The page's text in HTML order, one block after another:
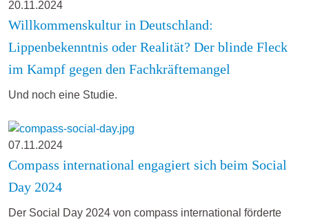
20.11.2024
Willkommenskultur in Deutschland:
Lippenbekenntnis oder Realität? Der blinde Fleck
im Kampf gegen den Fachkräftemangel
Und noch eine Studie.
07.11.2024
Compass international engagiert sich beim Social
Day 2024
Der Social Day 2024 von compass international förderte